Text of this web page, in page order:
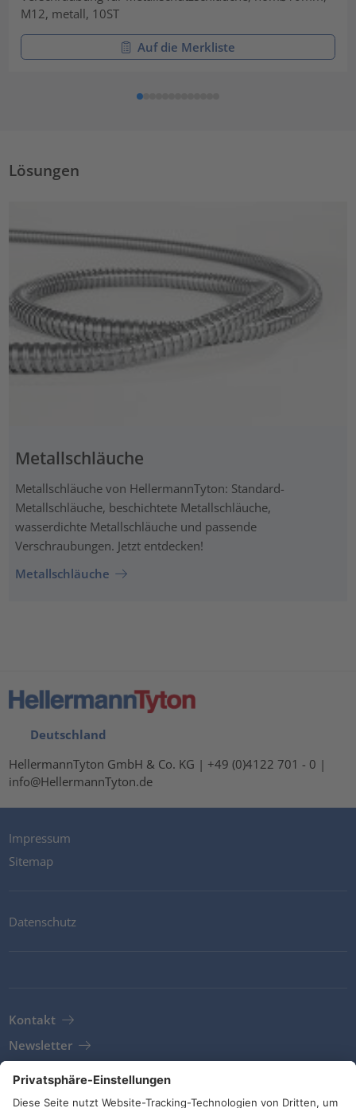
M12, metall, 10ST
Auf die Merkliste
Lösungen
Metallschläuche
Metallschläuche von HellermannTyton: Standard-
Metallschläuche, beschichtete Metallschläuche,
wasserdichte Metallschläuche und passende
Verschraubungen. Jetzt entdecken!
Metallschläuche
Deutschland
HellermannTyton GmbH & Co. KG | +49 (0)4122 701 - 0 |
info@HellermannTyton.de
Impressum
Sitemap
Datenschutz
Kontakt
Newsletter